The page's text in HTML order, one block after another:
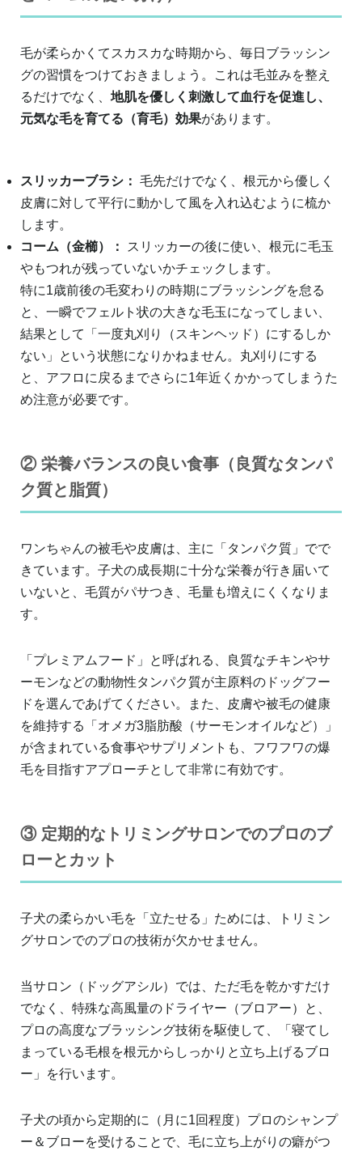
毛が柔らかくてスカスカな時期から、毎日ブラッシン
グの習慣をつけておきましょう。これは毛並みを整え
るだけでなく、 地肌を優しく刺激して血行を促進し、
元気な毛を育てる（育毛）効果があります。
スリッカーブラシ： 毛先だけでなく、根元から優しく
皮膚に対して平行に動かして風を入れ込むように梳か
します。
コーム（金櫛）：
スリッカーの後に使い、根元に毛玉
やもつれが残っていないかチェックします。
特に1歳前後の毛変わりの時期にブラッシングを怠る
と、一瞬でフェルト状の大きな毛玉になってしまい、
結果として「一度丸刈り（スキンヘッド）にするしか
ない」という状態になりかねません。丸刈りにする
と、アフロに戻るまでさらに1年近くかかってしまうた
め注意が必要です。
② 栄養バランスの良い食事（良質なタンパ
ク質と脂質）
ワンちゃんの被毛や皮膚は、主に「タンパク質」でで
きています。子犬の成長期に十分な栄養が行き届いて
いないと、毛質がパサつき、毛量も増えにくくなりま
す。
「プレミアムフード」と呼ばれる、良質なチキンやサ
ーモンなどの動物性タンパク質が主原料のドッグフー
ドを選んであげてください。また、皮膚や被毛の健康
を維持する「オメガ3脂肪酸（サーモンオイルなど）」
が含まれている食事やサプリメントも、フワフワの爆
毛を目指すアプローチとして非常に有効です。
③ 定期的なトリミングサロンでのプロのブ
ローとカット
子犬の柔らかい毛を「立たせる」ためには、トリミン
グサロンでのプロの技術が欠かせません。
当サロン（ドッグアシル）では、ただ毛を乾かすだけ
でなく、特殊な高風量のドライヤー（ブロアー）と、
プロの高度なブラッシング技術を駆使して、「寝てし
まっている毛根を根元からしっかりと立ち上げるブロ
ー」を行います。
子犬の頃から定期的に（月に1回程度）プロのシャンプ
ー＆ブローを受けることで、毛に立ち上がりの癖がつ